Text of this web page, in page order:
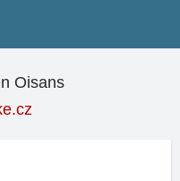
Oisans